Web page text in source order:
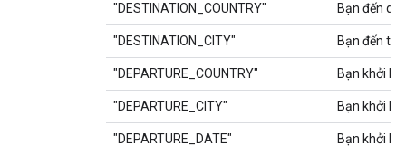
"DESTINATION_COUNTRY" Bạn đến
"DESTINATION_CITY" Bạn đến
"DEPARTURE_COUNTRY" Bạn khởi
"DEPARTURE_CITY" Bạn khởi
"DEPARTURE_DATE" Bạn khởi